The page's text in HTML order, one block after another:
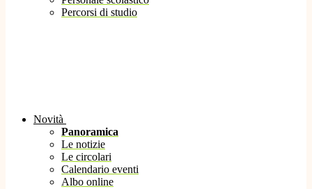
Percorsi di studio
Novità
Panoramica
Le notizie
Le circolari
Calendario eventi
Albo online